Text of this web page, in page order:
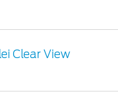
Clear View